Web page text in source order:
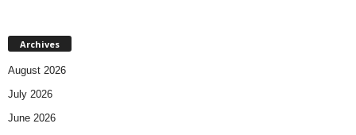
Archives
August 2026
July 2026
June 2026